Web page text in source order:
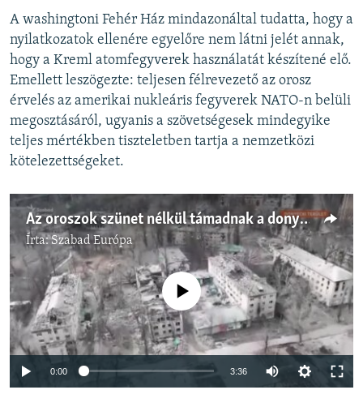
A washingtoni Fehér Ház mindazonáltal tudatta, hogy a
nyilatkozatok ellenére egyelőre nem látni jelét annak,
hogy a Kreml atomfegyverek használatát készítené elő.
Emellett leszögezte: teljesen félrevezető az orosz
érvelés az amerikai nukleáris fegyverek NATO-n belüli
megosztásáról, ugyanis a szövetségesek mindegyike
teljes mértékben tiszteletben tartja a nemzetközi
kötelezettségeket.
Az oroszok szünet nélkül támadnak a donyecki fronton
Írta:Szabad Európa
Jelenleg nincs elérhető tartalom
0:00 3:36